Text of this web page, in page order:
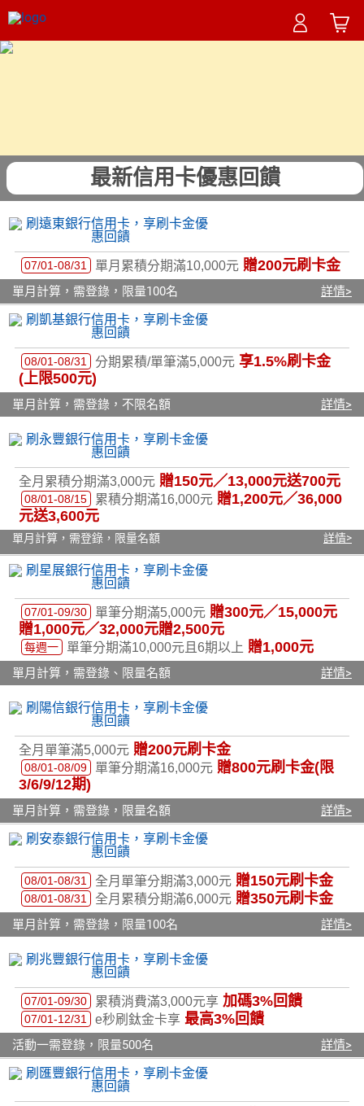
最新信用卡優惠回饋
07/01-08/31 單月累積分期滿10,000元贈200元刷卡金
單月計算，需登錄，限量100名 詳情>
08/01-08/31 分期累積/單筆滿5,000元享1.5%刷卡金
(上限500元)
單月計算，需登錄，不限名額 詳情>
全月累積分期滿3,000元贈150元／13,000元送700元
08/01-08/15 累積分期滿16,000元贈1,200元／36,000
元送3,600元
單月計算，需登錄，限量名額 詳情>
07/01-09/30 單筆分期滿5,000元 贈300元／15,000元
贈1,000元／32,000元贈2,500元
每週一 單筆分期滿10,000元且6期以上 贈1,000元
單月計算，需登錄、限量名額 詳情>
全月單筆滿5,000元贈200元刷卡金
08/01-08/09 單筆分期滿16,000元贈800元刷卡金(限
3/6/9/12期)
單月計算，需登錄，限量名額 詳情>
08/01-08/31 全月單筆分期滿3,000元贈150元刷卡金
08/01-08/31 全月累積分期滿6,000元贈350元刷卡金
單月計算，需登錄，限量100名 詳情>
07/01-09/30 累積消費滿3,000元享加碼3%回饋
07/01-12/31 e秒刷鈦金卡享最高3%回饋
活動一需登錄，限量500名 詳情>